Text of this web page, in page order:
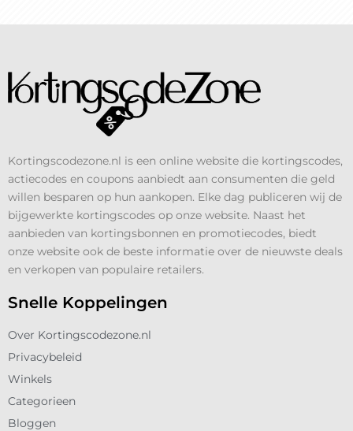
Kortingscodezone.nl is een online website die kortingscodes,
actiecodes en coupons aanbiedt aan consumenten die geld
willen besparen op hun aankopen. Elke dag publiceren wij de
bijgewerkte kortingscodes op onze website. Naast het
aanbieden van kortingsbonnen en promotiecodes, biedt
onze website ook de beste informatie over de nieuwste deals
en verkopen van populaire retailers.
Snelle Koppelingen
Over Kortingscodezone.nl
Privacybeleid
Winkels
Categorieen
Bloggen